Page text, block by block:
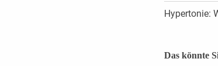
Hypertonie:
Das könnte